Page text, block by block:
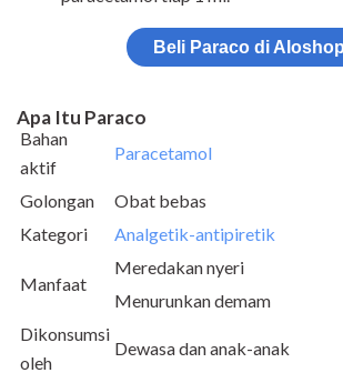
Beli Paraco di Aloshop
Apa Itu Paraco
Bahan
aktif
Paracetamol
Golongan
Obat bebas
Kategori
Analgetik-antipiretik
Manfaat
Meredakan nyeri
Menurunkan demam
Dikonsumsi
oleh
Dewasa dan anak-anak